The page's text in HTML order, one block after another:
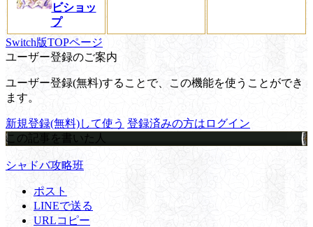
ビショッ
プ
Switch版TOPページ
ユーザー登録のご案内
ユーザー登録(無料)することで、この機能を使うことができ
ます。
新規登録(無料)して使う 登録済みの方はログイン
この記事を書いた人
シャドバ攻略班
ポスト
LINEで送る
URLコピー